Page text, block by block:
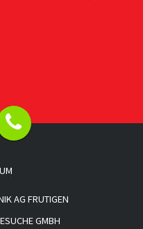
AG FRUTIGEN
GMBH